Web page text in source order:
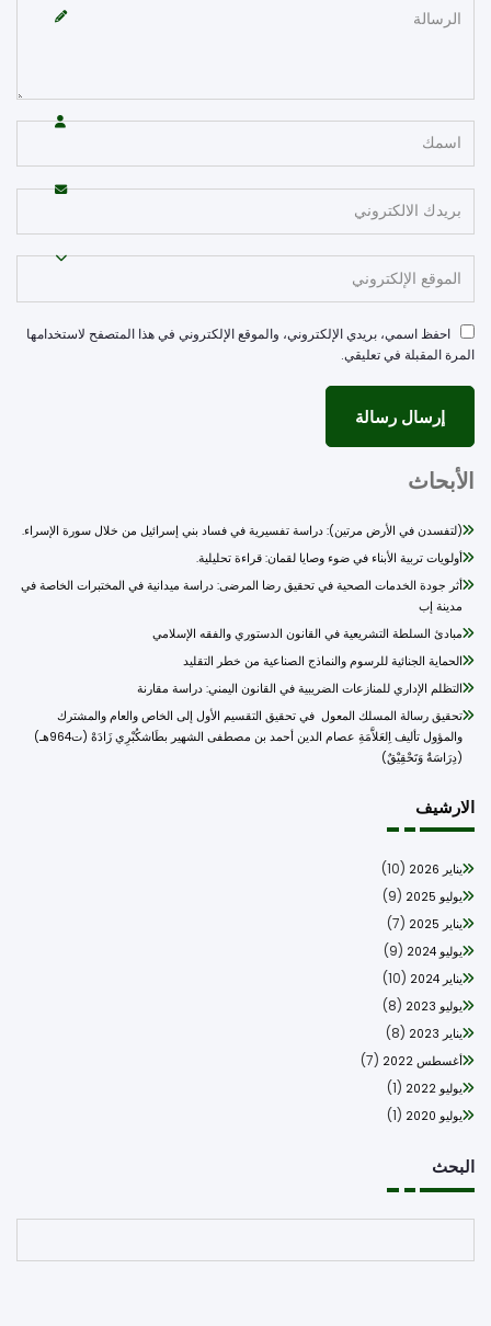
احفظ اسمي، بريدي الإلكتروني، والموقع الإلكتروني في هذا المتصفح لاستخدامها
المقبلة في تعليقي.
(لتفسدن في الأرض مرتين): دراسة تفسيرية في فساد بني إسرائيل من خلال سورة الإسراء.
أولويات تربية الأبناء في ضوء وصايا لقمان: قراءة تحليلية.
أثر جودة الخدمات الصحية في تحقيق رضا المرضى: دراسة ميدانية في المختبرات الخاصة في
مدينة إب
مبادئ السلطة التشريعية في القانون الدستوري والفقه الإسلامي
الحماية الجنائية للرسوم والنماذج الصناعية من خطر التقليد
التظلم الإداري للمنازعات الضريبية في القانون اليمني: دراسة مقارنة
تحقيق رسالة المسلك المعول في تحقيق التقسيم الأول إلى الخاص والعام والمشترك
والمؤول تأليف اِلعَلاَّمَةِ عصام الدين أحمد بن مصطفى الشهير بطَاشكُبْرِي زَادَهْ (ت964هـ)
(دِرَاسَةٌ وَتَحْقِيْقٌ)
يناير 2026 (10)
يوليو 2025 (9)
يناير 2025 (7)
يوليو 2024 (9)
يناير 2024 (10)
يوليو 2023 (8)
يناير 2023 (8)
أغسطس 2022 (7)
يوليو 2022 (1)
يوليو 2020 (1)